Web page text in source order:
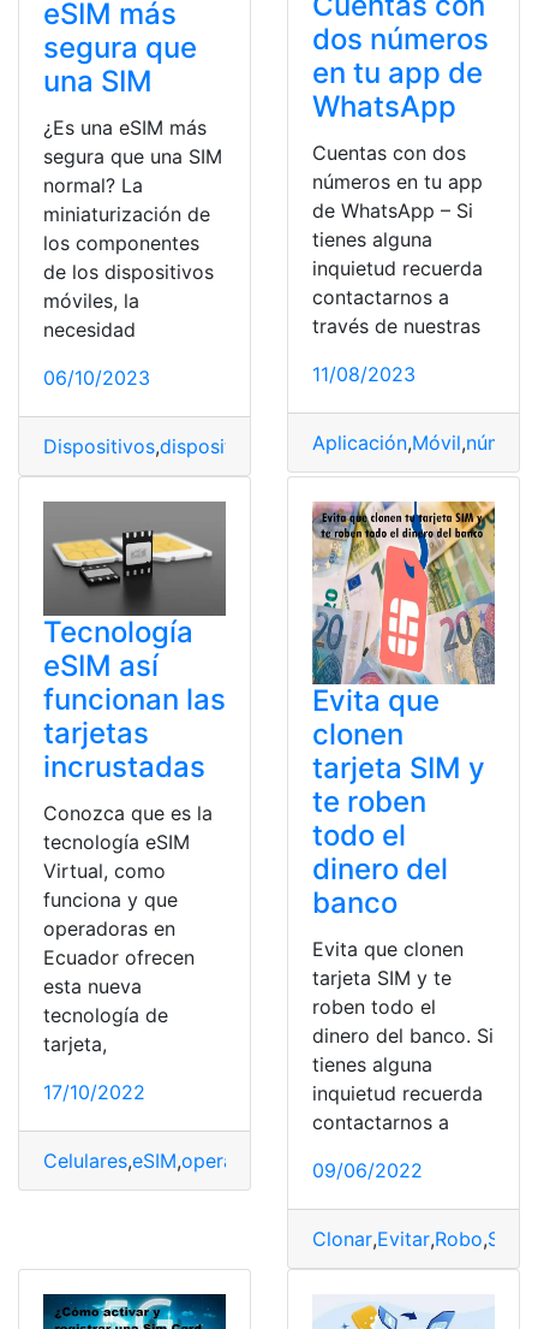
eSIM más
segura que
una SIM
¿Es una eSIM más
segura que una SIM
normal? La
miniaturización de
los componentes
de los dispositivos
móviles, la
necesidad
06/10/2023
Dispositivos,dispositivos móviles,eSIM,Seguridad,
dos números
en tu app de
WhatsApp
Cuentas con dos
números en tu app
de WhatsApp – Si
tienes alguna
inquietud recuerda
contactarnos a
través de nuestras
11/08/2023
Aplicación,Móvil,número
Tecnología
eSIM así
funcionan las
tarjetas
incrustadas
Conozca que es la
tecnología eSIM
Virtual, como
funciona y que
operadoras en
Ecuador ofrecen
esta nueva
tecnología de
tarjeta,
17/10/2022
Celulares,eSIM,operadora Operadoras,Operadoras
Evita que
clonen
tarjeta SIM y
te roben
todo el
dinero del
banco
Evita que clonen
tarjeta SIM y te
roben todo el
dinero del banco. Si
tienes alguna
inquietud recuerda
contactarnos a
09/06/2022
Clonar,Evitar,Robo,SIM